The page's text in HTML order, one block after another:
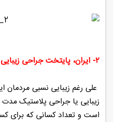
۲- ایران، پایتخت جراحی زیبایی بینی!
علی رغم زیبایی نسبی مردمان
زیبایی یا جراحی پلاستیک
است و تعداد کسانی که برای